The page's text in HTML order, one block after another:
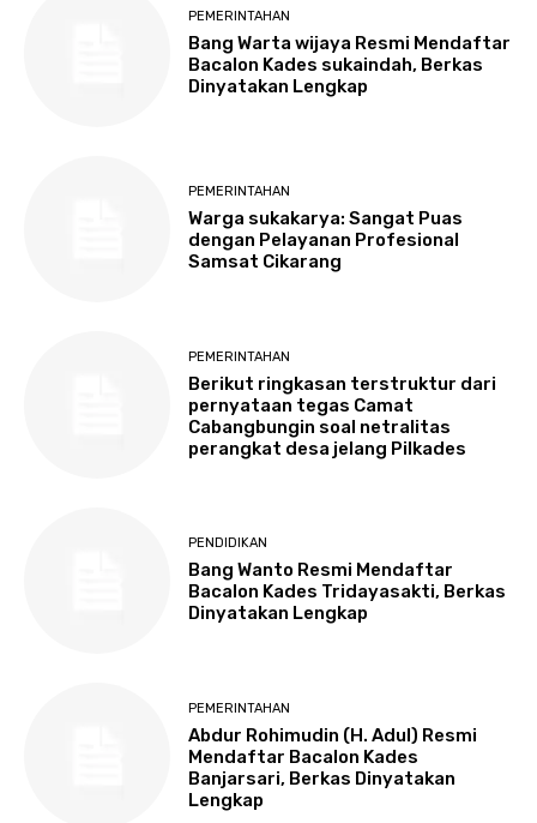
PEMERINTAHAN
Bang Warta wijaya Resmi Mendaftar
Bacalon Kades sukaindah, Berkas
Dinyatakan Lengkap
PEMERINTAHAN
Warga sukakarya: Sangat Puas
dengan Pelayanan Profesional
Samsat Cikarang
PEMERINTAHAN
Berikut ringkasan terstruktur dari
pernyataan tegas Camat
Cabangbungin soal netralitas
perangkat desa jelang Pilkades
PENDIDIKAN
Bang Wanto Resmi Mendaftar
Bacalon Kades Tridayasakti, Berkas
Dinyatakan Lengkap
PEMERINTAHAN
Abdur Rohimudin (H. Adul) Resmi
Mendaftar Bacalon Kades
Banjarsari, Berkas Dinyatakan
Lengkap